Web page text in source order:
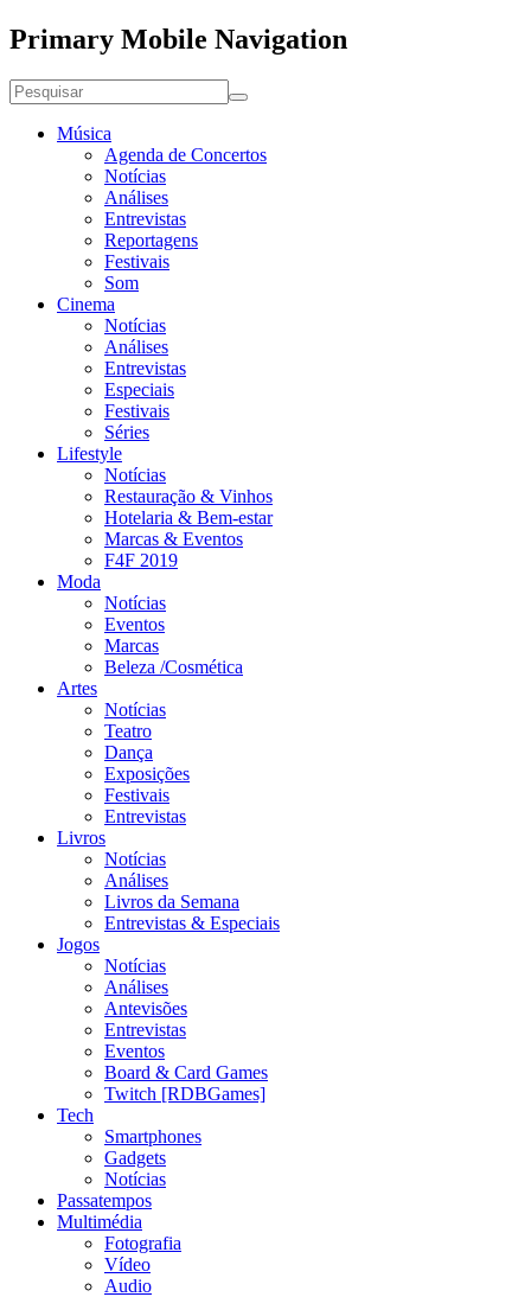
Primary Mobile Navigation
Música
Agenda de Concertos
Notícias
Análises
Entrevistas
Reportagens
Festivais
Som
Cinema
Notícias
Análises
Entrevistas
Especiais
Festivais
Séries
Lifestyle
Notícias
Restauração & Vinhos
Hotelaria & Bem-estar
Marcas & Eventos
F4F 2019
Moda
Notícias
Eventos
Marcas
Beleza /Cosmética
Artes
Notícias
Teatro
Dança
Exposições
Festivais
Entrevistas
Livros
Notícias
Análises
Livros da Semana
Entrevistas & Especiais
Jogos
Notícias
Análises
Antevisões
Entrevistas
Eventos
Board & Card Games
Twitch [RDBGames]
Tech
Smartphones
Gadgets
Notícias
Passatempos
Multimédia
Fotografia
Vídeo
Audio